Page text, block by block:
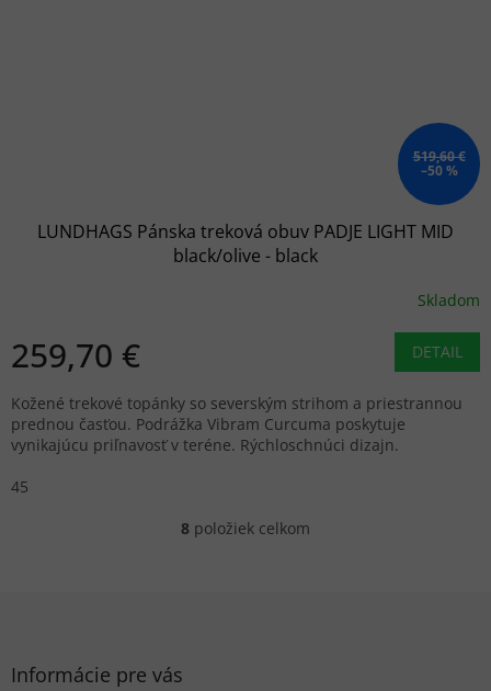
519,60 €
–50 %
LUNDHAGS Pánska treková obuv PADJE LIGHT MID
black/olive - black
Skladom
259,70 € DETAIL
Kožené trekové topánky so severským strihom a priestrannou
prednou časťou. Podrážka Vibram Curcuma poskytuje
vynikajúcu priľnavosť v teréne. Rýchloschnúci dizajn.
45
O
8 položiek celkom
Informácie pre vás